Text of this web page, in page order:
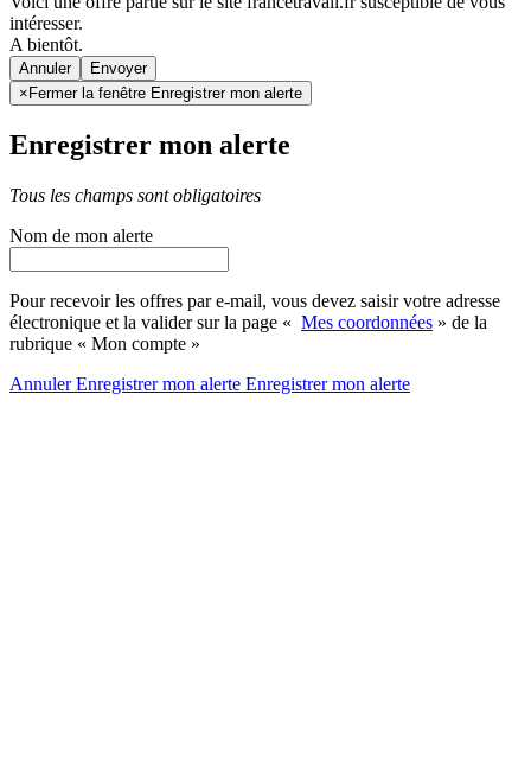
intéresser.
A bientôt.
Annuler
× Fermer la fenêtre Enregistrer mon alerte
Enregistrer mon alerte
Tous les champs sont obligatoires
Nom de mon alerte
Pour recevoir les offres par e-mail, vous devez saisir votre adresse
électronique et la valider sur la page « Mes coordonnées » de la
rubrique « Mon compte »
AnnulerEnregistrer mon alerte Enregistrermon alerte